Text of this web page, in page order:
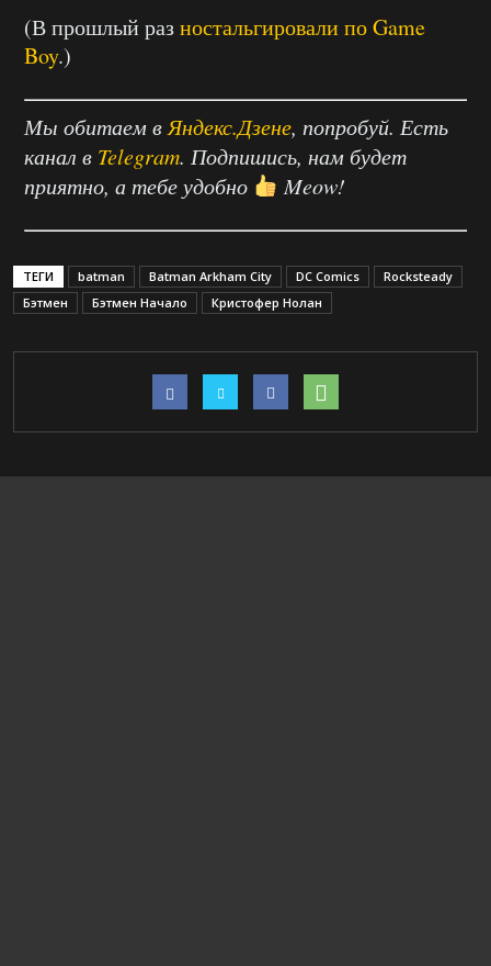
(В прошлый разностальгировали по Game
Boy.)
Мы обитаем в Яндекс.Дзене, попробуй. Есть
канал в Telegram. Подпишись, нам будет
приятно, а тебе удобно
Meow!
ТЕГИ batman Batman Arkham City DC Comics
Rocksteady
Бэтмен
Бэтмен Начало Кристофер Нолан